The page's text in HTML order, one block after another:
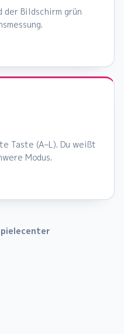
der Bildschirm grün
Taste (A–L). Du weißt
Modus.